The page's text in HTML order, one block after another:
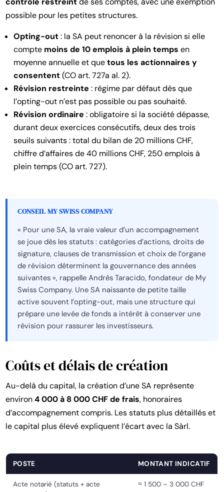
possible pour les petites structures.
Opting-out: la SA peut renoncer à la révision si elle
compte moins de 10 emplois à plein temps en
moyenne annuelle et quetous les actionnaires y
consentent(CO art. 727a al. 2).
Révision restreinte : régime par défaut dès que
l’opting-out n’est pas possible ou pas souhaité.
Révision ordinaire : obligatoire si la société dépasse,
durant deux exercices consécutifs, deux des trois
seuils suivants : total du bilan de 20 millions CHF,
chiffre d’affaires de 40 millions CHF, 250 emplois à
plein temps (CO art. 727).
CONSEIL MY SWISS COMPANY
« Pour une SA, la vraie valeur d’un accompagnement
se joue dès les statuts : catégories d’actions, droits de
signature, clauses de transmission et choix de l’organe
de révision déterminent la gouvernance des années
suivantes », rappelle Andrés Taracido, fondateur de My
Swiss Company. Une SA naissante de petite taille
active souvent l’opting-out, mais une structure qui
prépare une levée de fonds a intérêt à conserver une
révision pour rassurer les investisseurs.
Coûts et délais de création
Au-delà du capital, la création d’une SA représente
environ4 000 à 8 000 CHF de frais, honoraires
d’accompagnement compris. Les statuts plus détaillés et
le capital plus élevé expliquent l’écart avec la Sàrl.
POSTE MONTANT INDICATIF
Acte notarié (statuts + acte
≈ 1 500 – 3 000 CHF